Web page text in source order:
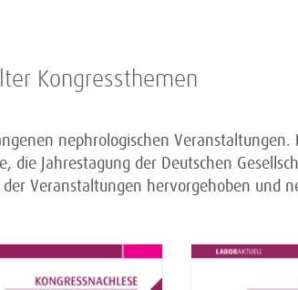
Kongressthemen
nephrologischen
die Jahrestagung der Deutschen
Veranstaltungen hervorgehoben und